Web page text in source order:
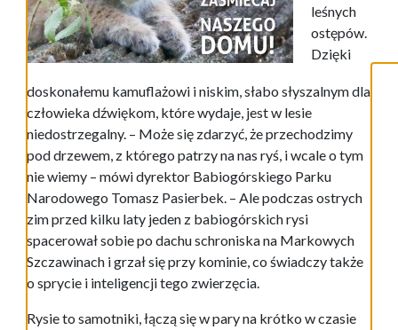
leśnych
ostępów.
Dzięki
doskonałemu kamuflażowi i niskim, słabo słyszalnym dla
człowieka dźwiękom, które wydaje, jest w lesie
niedostrzegalny. – Może się zdarzyć, że przechodzimy
pod drzewem, z którego patrzy na nas ryś, i wcale o tym
nie wiemy – mówi dyrektor Babiogórskiego Parku
Narodowego Tomasz Pasierbek. – Ale podczas ostrych
zim przed kilku laty jeden z babiogórskich rysi
spacerował sobie po dachu schroniska na Markowych
Szczawinach i grzał się przy kominie, co świadczy także
o sprycie i inteligencji tego zwierzęcia.
Rysie to samotniki, łączą się w pary na krótko w czasie